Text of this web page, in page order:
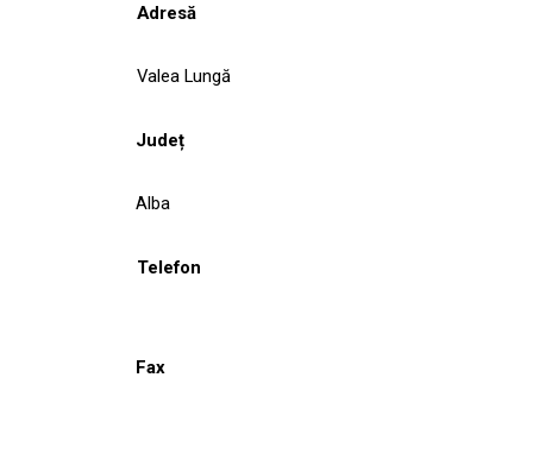
Adresă
Valea Lungă
Județ
Alba
Telefon
Fax